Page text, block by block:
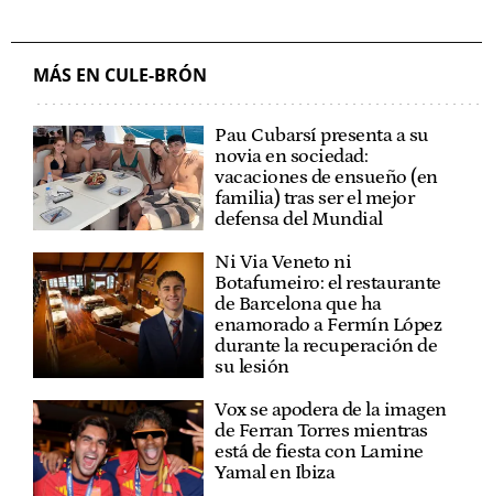
MÁS EN CULE-BRÓN
Pau Cubarsí presenta a su
novia en sociedad:
vacaciones de ensueño (en
familia) tras ser el mejor
defensa del Mundial
Ni Via Veneto ni
Botafumeiro: el restaurante
de Barcelona que ha
enamorado a Fermín López
durante la recuperación de
su lesión
Vox se apodera de la imagen
de Ferran Torres mientras
está de fiesta con Lamine
Yamal en Ibiza